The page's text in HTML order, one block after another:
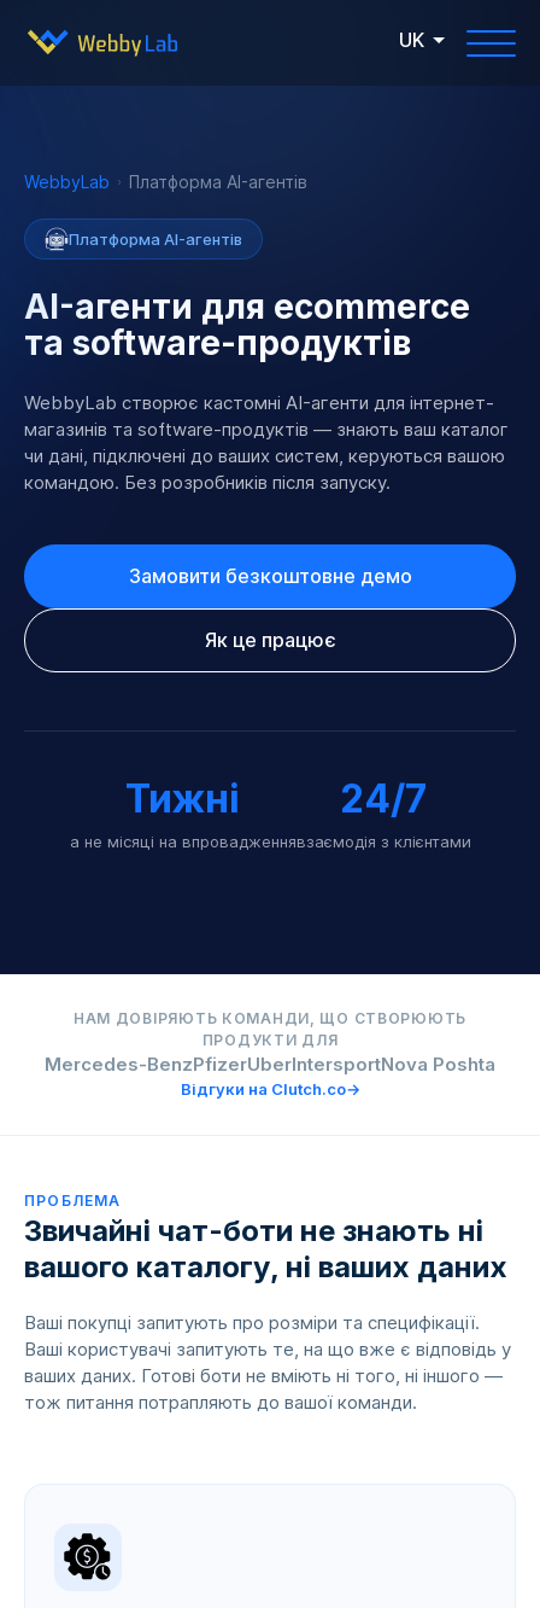
UK
WebbyLab Платформа AI-агентів
Платформа AI-агентів
AI-агенти для ecommerce
та software-продуктів
WebbyLab створює кастомні AI-агенти для інтернет-
магазинів та software-продуктів — знають ваш каталог
чи дані, підключені до ваших систем, керуються вашою
командою. Без розробників після запуску.
Замовити безкоштовне демо
Як це працює
Тижні
а не місяці на впровадження
24/7
взаємодія з клієнтами
НАМ ДОВІРЯЮТЬ КОМАНДИ, ЩО СТВОРЮЮТЬ
ПРОДУКТИ ДЛЯ
Mercedes-BenzPfizerUberIntersportNova Poshta
Відгуки на Clutch.co→
ПРОБЛЕМА
Звичайні чат-боти не знають ні
вашого каталогу, ні ваших даних
Ваші покупці запитують про розміри та специфікації.
Ваші користувачі запитують те, на що вже є відповідь у
ваших даних. Готові боти не вміють ні того, ні іншого —
тож питання потрапляють до вашої команди.